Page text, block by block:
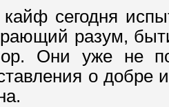
кайф сегодня
разум,
Они уже не
о